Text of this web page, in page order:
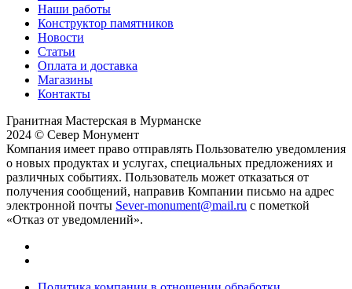
Наши работы
Конструктор памятников
Новости
Статьи
Оплата и доставка
Магазины
Контакты
Гранитная Мастерская в Мурманске
2024 © Север Монумент
Компания имеет право отправлять Пользователю уведомления
о новых продуктах и услугах, специальных предложениях и
различных событиях. Пользователь может отказаться от
получения сообщений, направив Компании письмо на адрес
электронной почты Sever-monument@mail.ru с пометкой
«Отказ от уведомлений».